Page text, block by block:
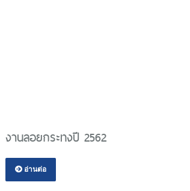
งานลอยกระทงปี 2562
อ่านต่อ